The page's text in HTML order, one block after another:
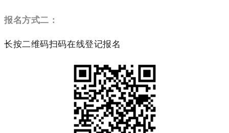
报名方式二：
长按二维码扫码在线登记报名